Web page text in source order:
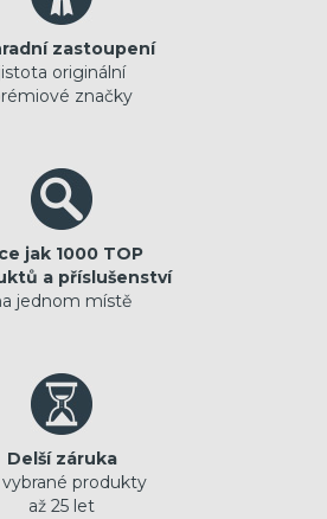
zastoupení
jistota originální
značky
jak 1000 TOP
a příslušenství
jednom místě
Delší záruka
vybrané produkty
až 25 let